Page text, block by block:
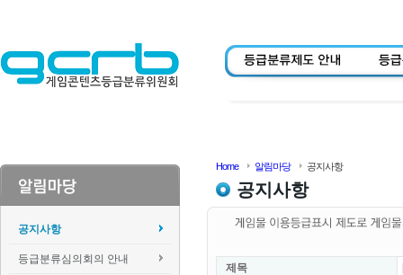
공지사항
등급분류심의회의 안내
Home 알림마당 공지사항
공지사항
제목